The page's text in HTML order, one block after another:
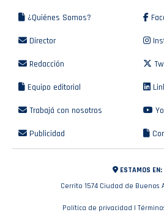
¿Quiénes Somos?
Director
Redacción
Equipo editorial
Trabajá con nosotros
Publicidad
ESTAMOS EN:
Cerrito 1574 Ciudad de Buenos
Política de privacidad |